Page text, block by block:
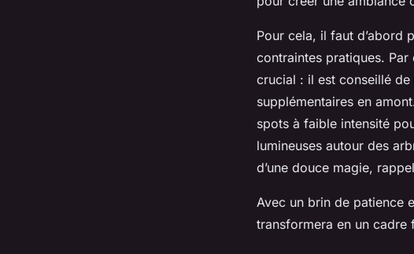
Pour cela, il faut d’abord
contraintes pratiques. Par
crucial : il est conseillé de
supplémentaires en
spots à faible intensité
lumineuses autour des
d’une douce magie,
Avec un brin de patience
transformera en un cadre